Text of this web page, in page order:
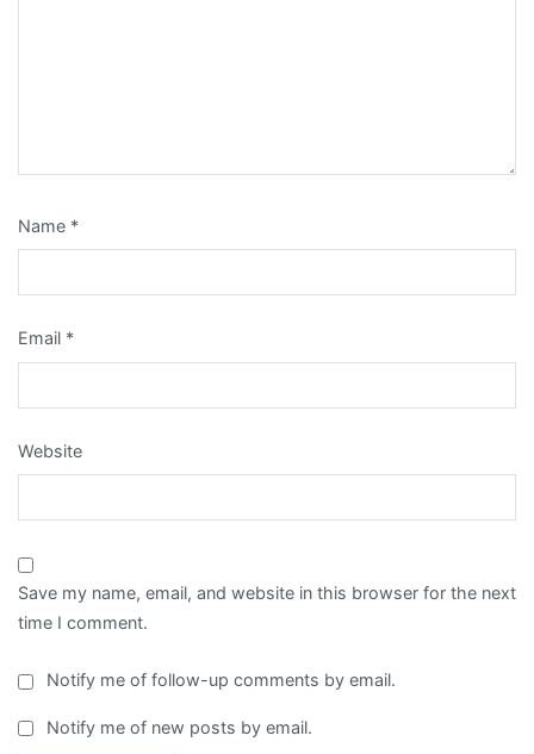
Name *
Email *
Website
Save my name, email, and website in this browser for the next
time I comment.
Notify me of follow-up comments by email.
Notify me of new posts by email.